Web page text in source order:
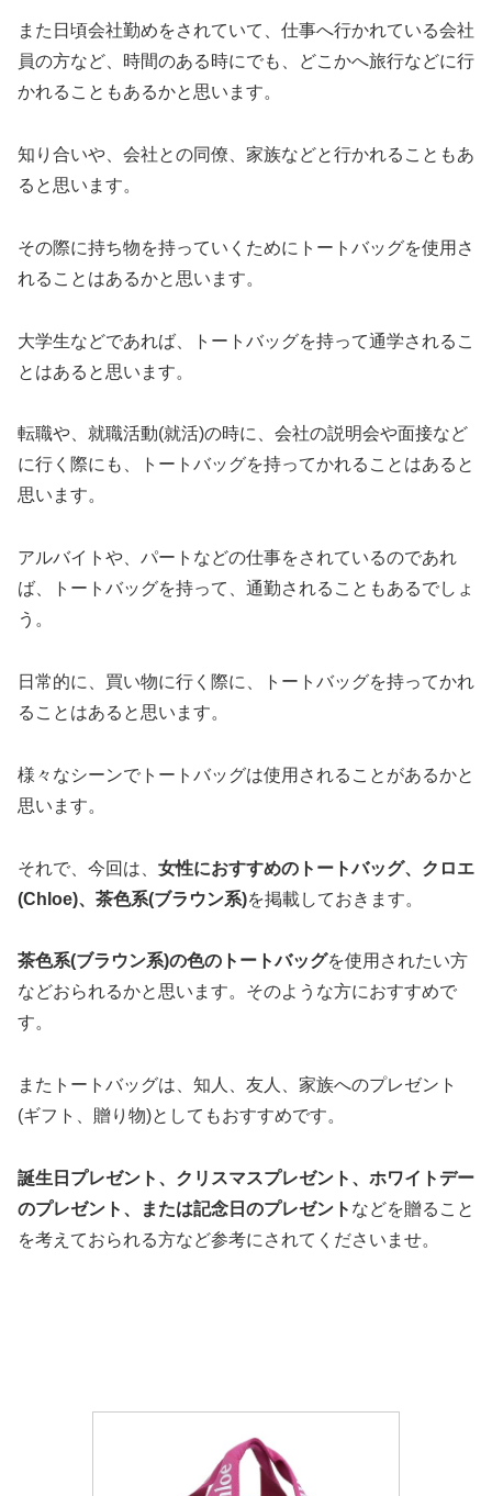
また日頃会社勤めをされていて、仕事へ行かれている会社
員の方など、時間のある時にでも、どこかへ旅行などに行
かれることもあるかと思います。
知り合いや、会社との同僚、家族などと行かれることもあ
ると思います。
その際に持ち物を持っていくためにトートバッグを使用さ
れることはあるかと思います。
大学生などであれば、トートバッグを持って通学されるこ
とはあると思います。
転職や、就職活動(就活)の時に、会社の説明会や面接など
に行く際にも、トートバッグを持ってかれることはあると
思います。
アルバイトや、パートなどの仕事をされているのであれ
ば、トートバッグを持って、通勤されることもあるでしょ
う。
日常的に、買い物に行く際に、トートバッグを持ってかれ
ることはあると思います。
様々なシーンでトートバッグは使用されることがあるかと
思います。
それで、今回は、 女性におすすめのトートバッグ、クロエ
(Chloe)、茶色系(ブラウン系)を掲載しておきます。
茶色系(ブラウン系)の色のトートバッグを使用されたい方
などおられるかと思います。そのような方におすすめで
す。
またトートバッグは、知人、友人、家族へのプレゼント
(ギフト、贈り物)としてもおすすめです。
誕生日プレゼント、クリスマスプレゼント、ホワイトデー
のプレゼント、または記念日のプレゼント などを贈ること
を考えておられる方など参考にされてくださいませ。